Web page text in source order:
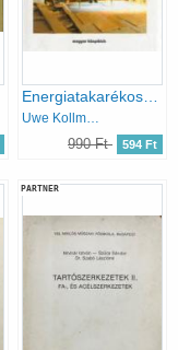
Energiatakarékosság hőszigeteléssel (Saját kezűleg)
Uwe Kollmorgen
990 Ft 594 Ft
PARTNER